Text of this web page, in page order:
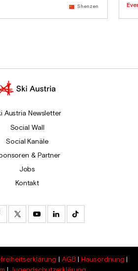
Shenzen
Austria Newsletter
Social Wall
Social Kanäle
& Partner
Jobs
Kontakt
AGB
Hausordnung